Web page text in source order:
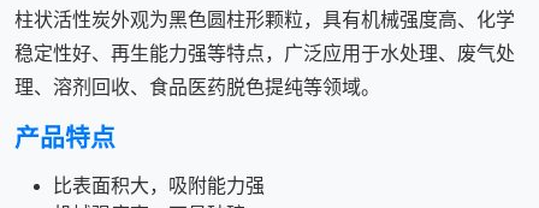
柱状活性炭外观为黑色圆柱形颗粒，具有机械强度高、化学
稳定性好、再生能力强等特点，广泛应用于水处理、废气处
理、溶剂回收、食品医药脱色提纯等领域。
产品特点
比表面积大，吸附能力强